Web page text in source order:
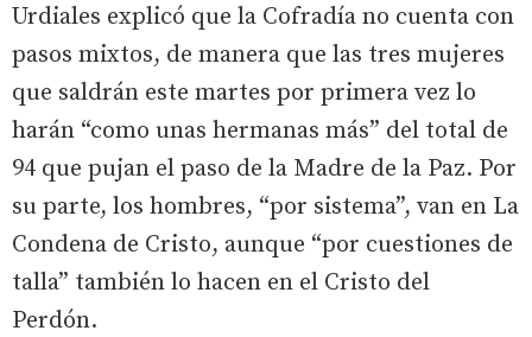
Urdiales explicó que la Cofradía no cuenta con
pasos mixtos, de manera que las tres mujeres
que saldrán este martes por primera vez lo
harán “como unas hermanas más” del total de
94 que pujan el paso de la Madre de la Paz. Por
su parte, los hombres, “por sistema”, van en La
Condena de Cristo, aunque “por cuestiones de
talla” también lo hacen en el Cristo del
Perdón.